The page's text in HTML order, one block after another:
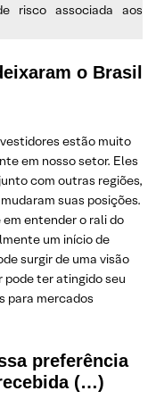
risco associada aos
o Brasil
estão muito
em nosso setor. Eles
com outras regiões,
suas posições.
entender o rali do
um início de
surgir de uma visão
ter atingido seu
para mercados
preferência
(…)